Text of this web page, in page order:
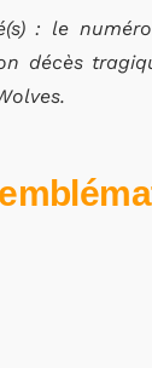
: le
décès